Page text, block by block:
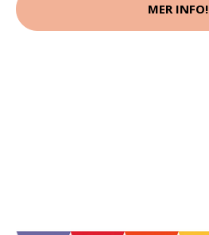
MER INFO!